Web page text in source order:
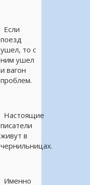
Если
поезд
ушел, то с
ним ушел
и вагон
проблем.
Настоящие
писатели
живут в
чернильницах.
Именно